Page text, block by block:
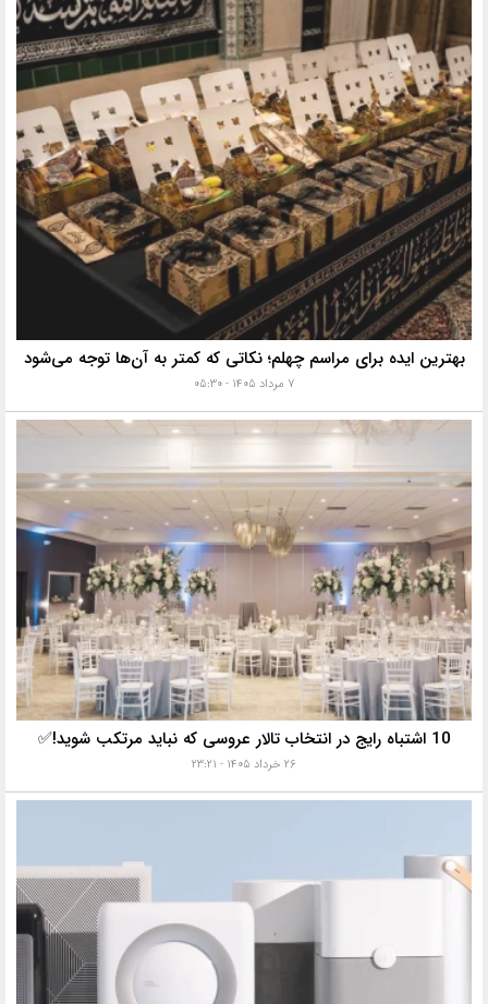
بهترین ایده برای مراسم چهلم؛ نکاتی که کمتر به آن‌ها توجه می‌شود
۷ مرداد ۱۴۰۵ - ۰۵:۳۰
10 اشتباه رایج در انتخاب تالار عروسی که نباید مرتکب شوید!✅
۲۶ خرداد ۱۴۰۵ - ۲۳:۲۱